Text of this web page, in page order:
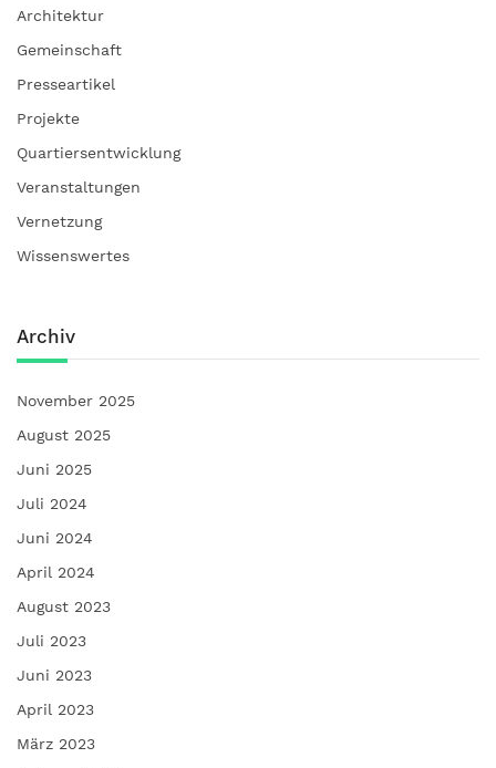
Architektur
Gemeinschaft
Presseartikel
Projekte
Quartiersentwicklung
Veranstaltungen
Vernetzung
Wissenswertes
Archiv
November 2025
August 2025
Juni 2025
Juli 2024
Juni 2024
April 2024
August 2023
Juli 2023
Juni 2023
April 2023
März 2023